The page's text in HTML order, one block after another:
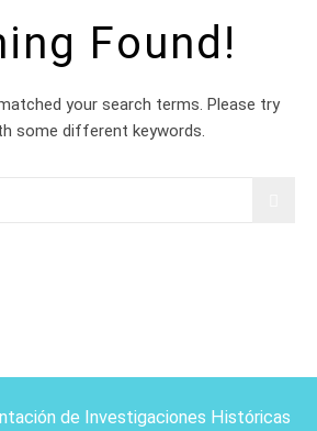
Found!
your search terms. Please try
some different keywords.
de Investigaciones Históricas